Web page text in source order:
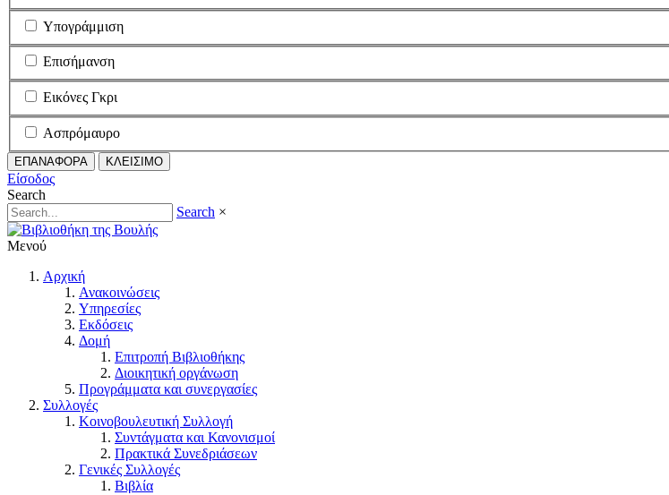
Υπογράμμιση
Επισήμανση
Εικόνες Γκρι
Ασπρόμαυρο
ΕΠΑΝΑΦΟΡΑ ΚΛΕΙΣΙΜΟ
Είσοδος
Search
Search ×
Μενού
Αρχική
Ανακοινώσεις
Υπηρεσίες
Εκδόσεις
Δομή
Επιτροπή Βιβλιοθήκης
Διοικητική οργάνωση
Προγράμματα και συνεργασίες
Συλλογές
Κοινοβουλευτική Συλλογή
Συντάγματα και Κανονισμοί
Πρακτικά Συνεδριάσεων
Γενικές Συλλογές
Βιβλία